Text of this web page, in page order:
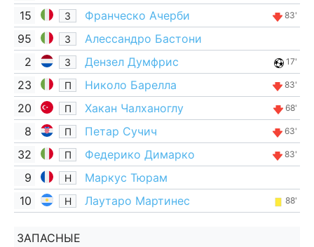
15
З Франческо Ачерби 83'
95 З
Алессандро Бастони
2
З Дензел Думфрис 17'
23 П Николо Барелла 83'
20 П Хакан Чалханоглу 68'
8 П Петар Сучич 63'
32 П Федерико Димарко 83'
9 Н
Маркус Тюрам
10
Н Лаутаро Мартинес 88'
ЗАПАСНЫЕ